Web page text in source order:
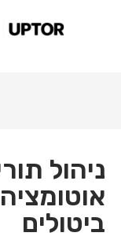
ניהול
ביטולים